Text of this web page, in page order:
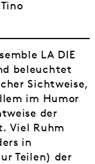
LA DIE
beleuchtet
Sichtweise,
im Humor
der
Viel Ruhm
in
Teilen) der